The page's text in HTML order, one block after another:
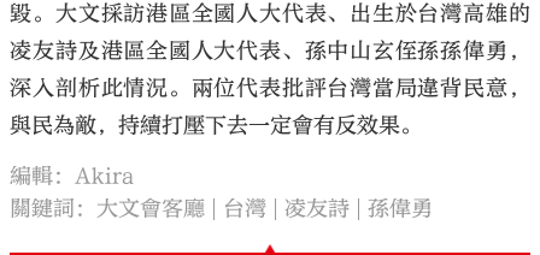
毀。大文採訪港區全國人大代表、出生於台灣高雄的
凌友詩及港區全國人大代表、孫中山玄侄孫孫偉勇，
深入剖析此情況。兩位代表批評台灣當局違背民意，
與民為敵，持續打壓下去一定會有反效果。
編輯：Akira
關鍵詞： 大文會客廳 台灣 凌友詩 孫偉勇